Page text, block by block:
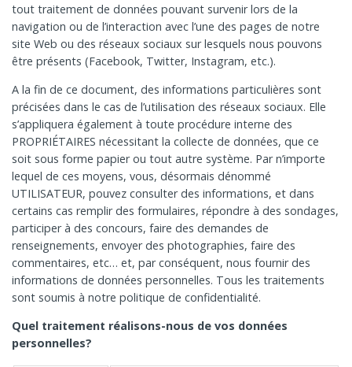
tout traitement de données pouvant survenir lors de la
navigation ou de l’interaction avec l’une des pages de notre
site Web ou des réseaux sociaux sur lesquels nous pouvons
être présents (Facebook, Twitter, Instagram, etc.).
A la fin de ce document, des informations particulières sont
précisées dans le cas de l’utilisation des réseaux sociaux. Elle
s’appliquera également à toute procédure interne des
PROPRIÉTAIRES nécessitant la collecte de données, que ce
soit sous forme papier ou tout autre système. Par n’importe
lequel de ces moyens, vous, désormais dénommé
UTILISATEUR, pouvez consulter des informations, et dans
certains cas remplir des formulaires, répondre à des sondages,
participer à des concours, faire des demandes de
renseignements, envoyer des photographies, faire des
commentaires, etc… et, par conséquent, nous fournir des
informations de données personnelles. Tous les traitements
sont soumis à notre politique de confidentialité.
Quel traitement réalisons-nous de vos données
personnelles?